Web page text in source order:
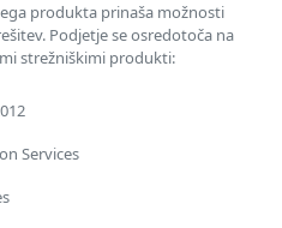
produkta prinaša možnosti
Podjetje se osredotoča na
strežniškimi produkti:
Services